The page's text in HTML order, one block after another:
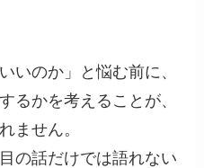
いのか」と悩む前に、
るかを考えることが、
ません。
の話だけでは語れない